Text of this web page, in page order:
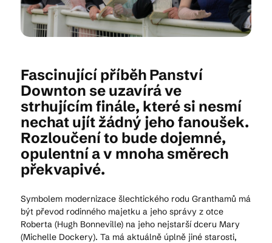
CS EN DE
© 2026 Brána Jihlavy
Fascinující příběh Panství
Downton se uzavírá ve
strhujícím finále, které si nesmí
nechat ujít žádný jeho fanoušek.
Rozloučení to bude dojemné,
opulentní a v mnoha směrech
překvapivé.
Symbolem modernizace šlechtického rodu Granthamů má
být převod rodinného majetku a jeho správy z otce
Roberta (Hugh Bonneville) na jeho nejstarší dceru Mary
(Michelle Dockery). Ta má aktuálně úplně jiné starosti,